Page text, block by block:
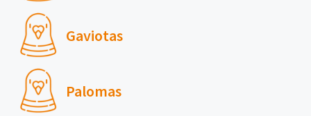
Gaviotas
Palomas